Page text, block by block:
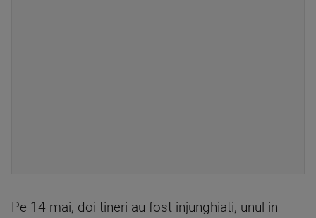
Pe 14 mai, doi tineri au fost injunghiati, unul in